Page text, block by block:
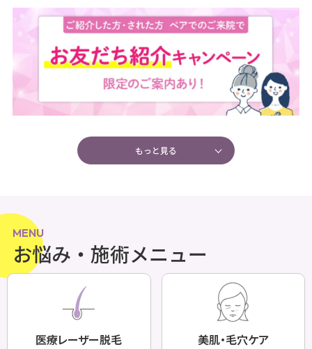
もっと見る
MENU
お悩み・施術メニュー
医療レーザー脱毛 美肌・毛穴ケア